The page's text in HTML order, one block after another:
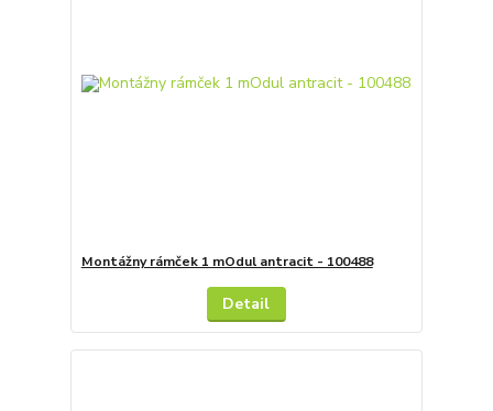
Montážny rámček 1 mOdul antracit - 100488
Detail